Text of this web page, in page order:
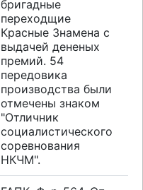
бригадные
переходщие
Красные Знамена с
выдачей дененых
премий. 54
передовика
производства были
отмечены знаком
"Отличник
социалистического
соревнования
НКЧМ".